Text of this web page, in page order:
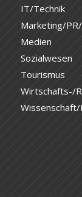
IT/Technik
Marketing/
Medien
Sozialwesen
Tourismus
Wirtschafts-/
Wissenschaft/